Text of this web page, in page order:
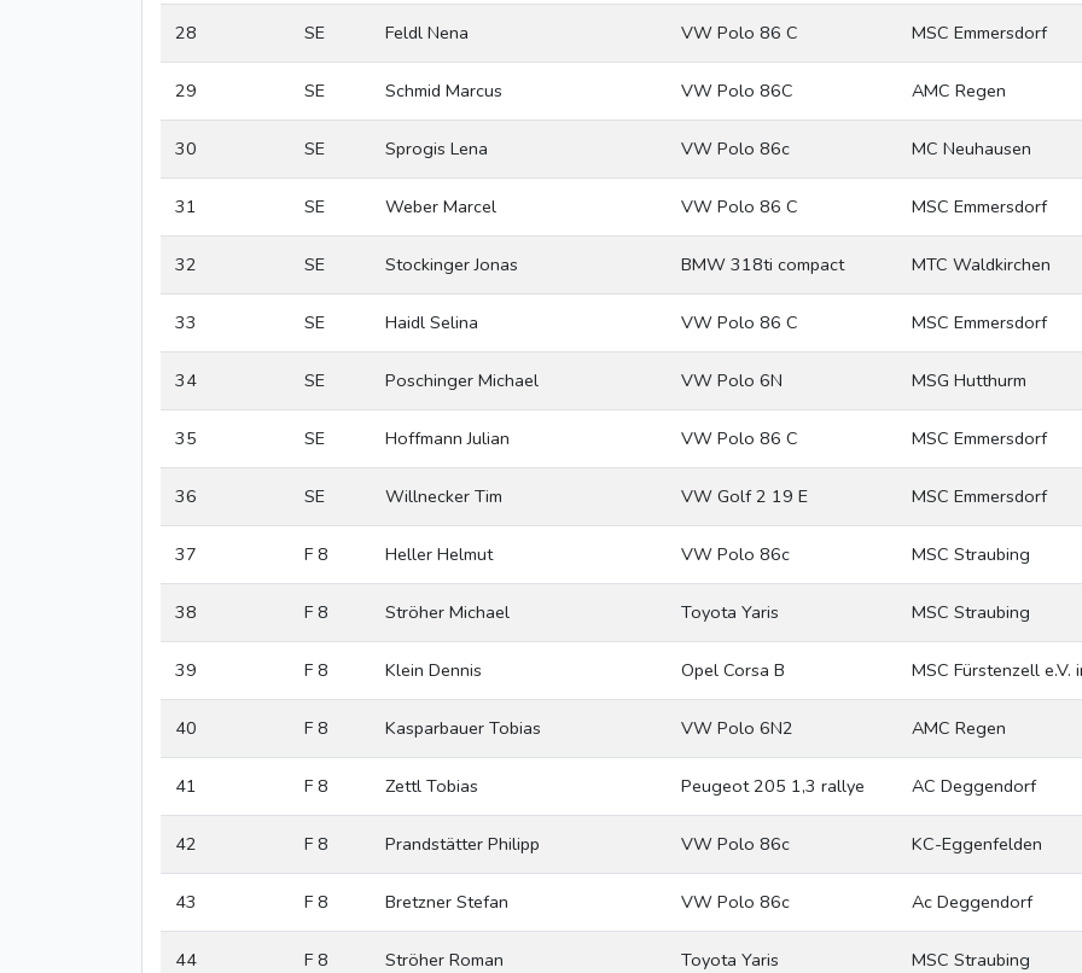
28 SE Feldl Nena VW Polo 86 C MSC Emmersdorf
29 SE Schmid Marcus VW Polo 86C AMC Regen
30 SE Sprogis Lena VW Polo 86c MC Neuhausen
31 SE Weber Marcel VW Polo 86 C MSC Emmersdorf
32 SE Stockinger Jonas BMW 318ti compact MTC Waldkirchen
33 SE Haidl Selina VW Polo 86 C MSC Emmersdorf
34 SE Poschinger Michael VW Polo 6N MSG Hutthurm
35 SE Hoffmann Julian VW Polo 86 C MSC Emmersdorf
36 SE Willnecker Tim VW Golf 2 19 E MSC Emmersdorf
37 F 8 Heller Helmut VW Polo 86c MSC Straubing
38 F 8 Ströher Michael Toyota Yaris MSC Straubing
39 F 8 Klein Dennis Opel Corsa B MSC Fürstenzell e.V.
40 F 8 Kasparbauer Tobias VW Polo 6N2 AMC Regen
41 F 8 Zettl Tobias Peugeot 205 1,3 rallye AC Deggendorf
42 F 8 Prandstätter Philipp VW Polo 86c KC-Eggenfelden
43 F 8 Bretzner Stefan VW Polo 86c Ac Deggendorf
44 F 8 Ströher Roman Toyota Yaris MSC Straubing